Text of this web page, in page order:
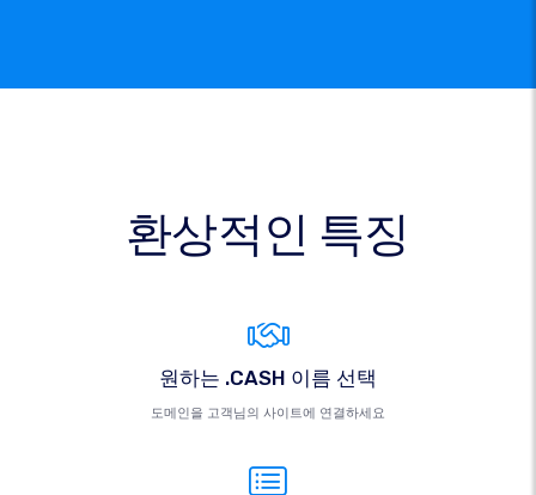
환상적인 특징
원하는 .CASH 이름 선택
도메인을 고객님의 사이트에 연결하세요